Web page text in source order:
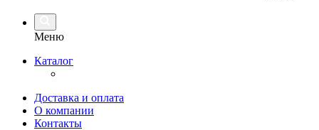
Меню
Каталог
Доставка и оплата
О компании
Контакты